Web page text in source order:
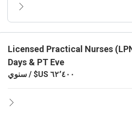
Licensed Practical Nurses
Days & PT Eve